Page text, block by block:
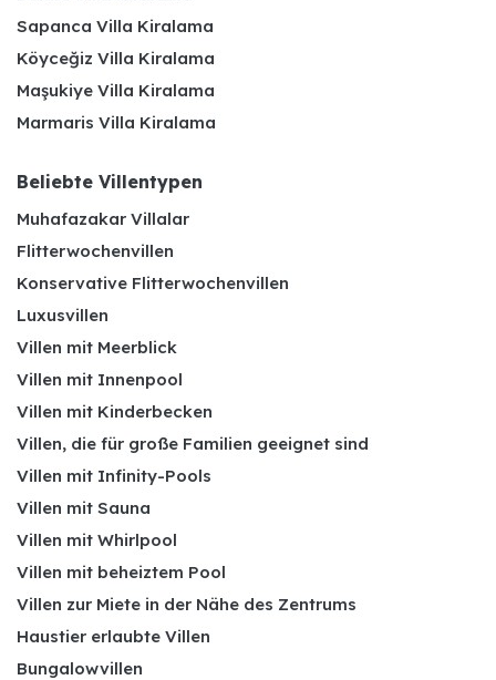
Sapanca Villa Kiralama
Köyceğiz Villa Kiralama
Maşukiye Villa Kiralama
Marmaris Villa Kiralama
Beliebte Villentypen
Muhafazakar Villalar
Flitterwochenvillen
Konservative Flitterwochenvillen
Luxusvillen
Villen mit Meerblick
Villen mit Innenpool
Villen mit Kinderbecken
Villen, die für große Familien geeignet sind
Villen mit Infinity-Pools
Villen mit Sauna
Villen mit Whirlpool
Villen mit beheiztem Pool
Villen zur Miete in der Nähe des Zentrums
Haustier erlaubte Villen
Bungalowvillen